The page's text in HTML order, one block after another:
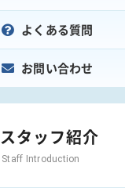
よくある質問
お問い合わせ
スタッフ紹介
Staff Introduction